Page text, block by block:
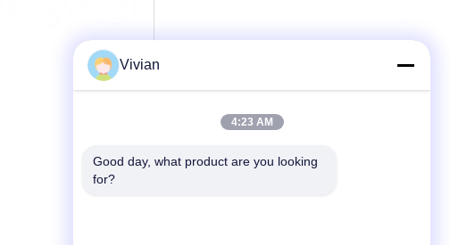
Vivian
4:23 AM
Good day, what product are you looking
for?